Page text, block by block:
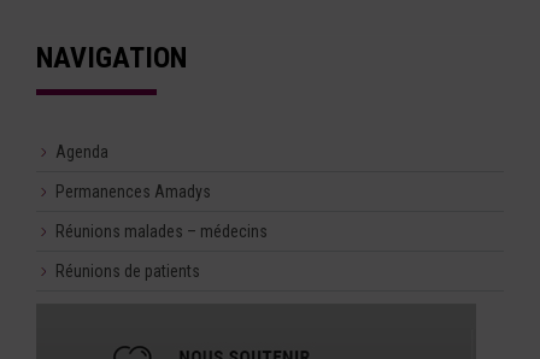
NAVIGATION
Agenda
Permanences Amadys
Réunions malades – médecins
Réunions de patients